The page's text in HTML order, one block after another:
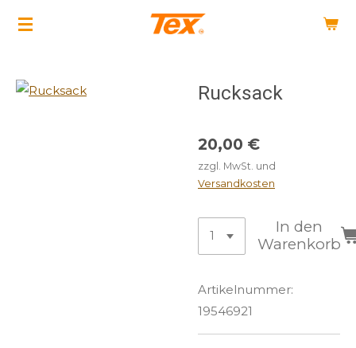
Zum
Rucksack
20,00 €
zzgl. MwSt. und
Versandkosten
In den
Warenkorb
Artikelnummer:
19546921